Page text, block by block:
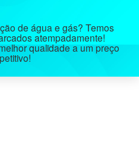
de água e gás? Temos
atempadamente!
qualidade a um preço